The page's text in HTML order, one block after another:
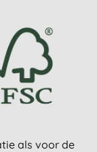
als voor de